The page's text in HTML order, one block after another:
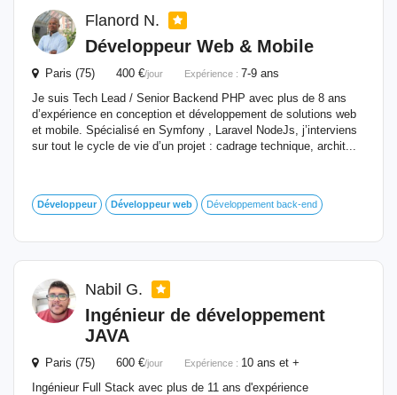
Flanord N.
Développeur Web & Mobile
Paris (75) 400 €/jour Expérience : 7-9 ans
Je suis Tech Lead / Senior Backend PHP avec plus de 8 ans
d’expérience en conception et développement de solutions web
et mobile. Spécialisé en Symfony , Laravel NodeJs, j’interviens
sur tout le cycle de vie d’un projet : cadrage technique, archit...
Développeur Développeur web Développement back-end
Nabil G.
Ingénieur de développement
JAVA
Paris (75) 600 €/jour Expérience : 10 ans et +
Ingénieur Full Stack avec plus de 11 ans d'expérience